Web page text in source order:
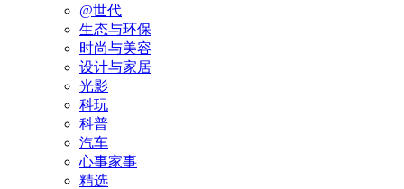
@世代
生态与环保
时尚与美容
设计与家居
光影
科玩
科普
汽车
心事家事
精选